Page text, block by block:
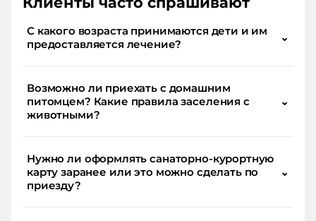
С какого возраста принимаются дети и им
предоставляется лечение?
⌄
Возможно ли приехать с домашним
питомцем? Какие правила заселения с
животными?
⌄
Нужно ли оформлять санаторно-курортную
карту заранее или это можно сделать по
приезду?
⌄